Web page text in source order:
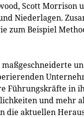
Scott Morrison
Niederlagen.
zum Beispiel
Führungskräfte in
und mehr
die aktuellen